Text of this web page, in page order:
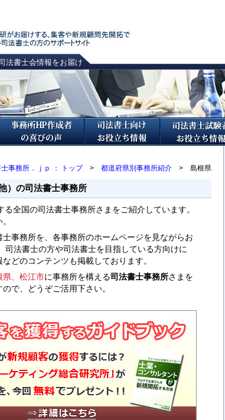
法書士会情報をお届け
事務所．ｊｐ ： トップ> 都道府県別事務所紹介> 島根県
）の司法書士事務所
る全国の司法書士事務所さまをご紹介しています。
士事務所を、各事務所のホームページを見ながらお
司法書士の方や司法書士を目指している方向けに
どのコンテンツも掲載しております。
県、松江市に事務所を構える司法書士事務所さまを
で、どうぞご活用下さい。